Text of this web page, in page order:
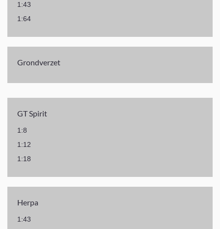
1:43
1:64
Grondverzet
GT Spirit
1:8
1:12
1:18
Herpa
1:43